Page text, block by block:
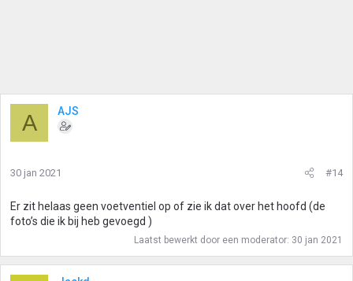
A AJS
30 jan 2021 #14
Er zit helaas geen voetventiel op of zie ik dat over het hoofd (de
foto’s die ik bij heb gevoegd )
Laatst bewerkt door een moderator: 30 jan 2021